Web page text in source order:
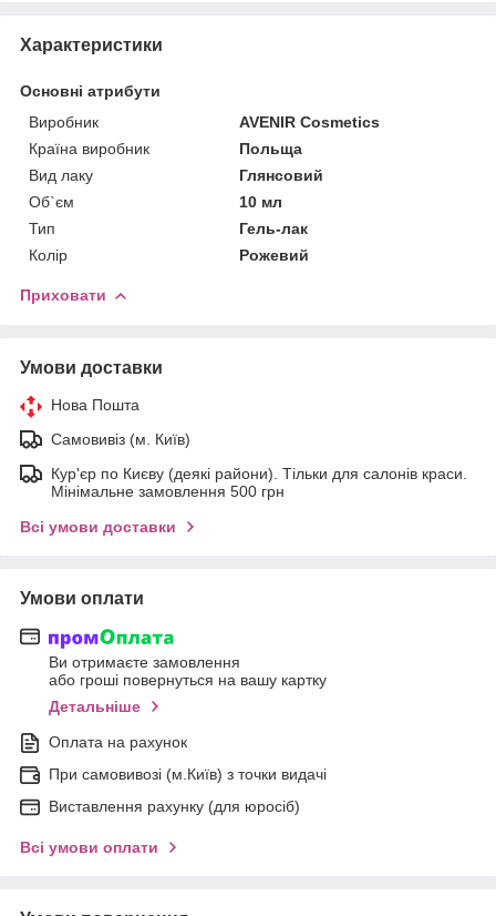
Характеристики
Основні атрибути
Виробник
AVENIR Cosmetics
Країна виробник
Польща
Вид лаку
Глянсовий
Об`єм
10 мл
Тип
Гель-лак
Колір
Рожевий
Приховати
Умови доставки
Нова Пошта
Самовивіз (м. Київ)
Кур'єр по Києву (деякі райони). Тільки для салонів краси.
Мінімальне замовлення 500 грн
Всі умови доставки
Умови оплати
Ви отримаєте замовлення
або гроші повернуться на вашу картку
Детальніше
Оплата на рахунок
При самовивозі (м.Київ) з точки видачі
Виставлення рахунку (для юросіб)
Всі умови оплати